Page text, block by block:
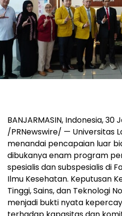
BANJARMASIN, Indonesia,30
/PRNewswire/ — Universitas
menandai pencapaian luar
dibukanya enam program
spesialis dan subspesialis di
Ilmu Kesehatan. Keputusan
Tinggi, Sains, dan Teknologi
menjadi bukti nyata